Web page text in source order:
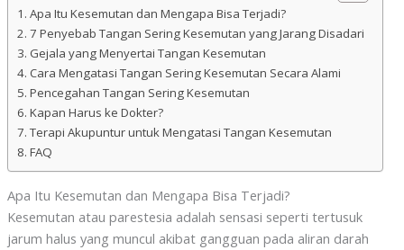
Apa Itu Kesemutan dan Mengapa Bisa Terjadi?
7 Penyebab Tangan Sering Kesemutan yang Jarang Disadari
Gejala yang Menyertai Tangan Kesemutan
Cara Mengatasi Tangan Sering Kesemutan Secara Alami
Pencegahan Tangan Sering Kesemutan
Kapan Harus ke Dokter?
Terapi Akupuntur untuk Mengatasi Tangan Kesemutan
FAQ
Apa Itu Kesemutan dan Mengapa Bisa Terjadi?
Kesemutan atau parestesia adalah sensasi seperti tertusuk
jarum halus yang muncul akibat gangguan pada aliran darah